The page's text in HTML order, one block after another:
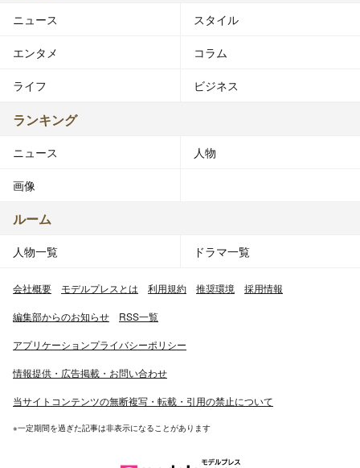
ニュース スタイル
エンタメ コラム
ライフ ビジネス
ランキング
ニュース 人物
画像
ルーム
人物一覧 ドラマ一覧
会社概要 モデルプレスとは 利用規約 推奨環境 採用情報
編集部からのお知らせ RSS一覧
アプリケーションプライバシーポリシー
情報提供・広告掲載・お問い合わせ
当サイトコンテンツの無断複写・転載・引用の禁止について
※一定期間を過ぎた記事は非表示になることがあります